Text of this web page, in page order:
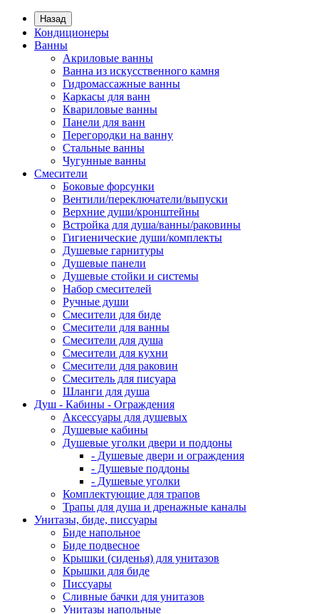
Назад
Кондиционеры
Ванны
Акриловые ванны
Ванна из искусственного камня
Гидромассажные ванны
Каркасы для ванн
Квариловые ванны
Панели для ванн
Перегородки на ванну
Стальные ванны
Чугунные ванны
Смесители
Боковые форсунки
Вентили/переключатели/выпуски
Верхние души/кронштейны
Встройка для душа/ванны/раковины
Гигиенические души/комплекты
Душевые гарнитуры
Душевые панели
Душевые стойки и системы
Набор смесителей
Ручные души
Смесители для биде
Смесители для ванны
Смесители для душа
Смесители для кухни
Смесители для раковин
Смеситель для писуара
Шланги для душа
Душ - Кабины - Ограждения
Аксессуары для душевых
Душевые кабины
Душевые уголки двери и поддоны
- Душевые двери и ограждения
- Душевые поддоны
- Душевые уголки
Комплектующие для трапов
Трапы для душа и дренажные каналы
Унитазы, биде, писсуары
Биде напольное
Биде подвесное
Крышки (сиденья) для унитазов
Крышки для биде
Писсуары
Сливные бачки для унитазов
Унитазы напольные